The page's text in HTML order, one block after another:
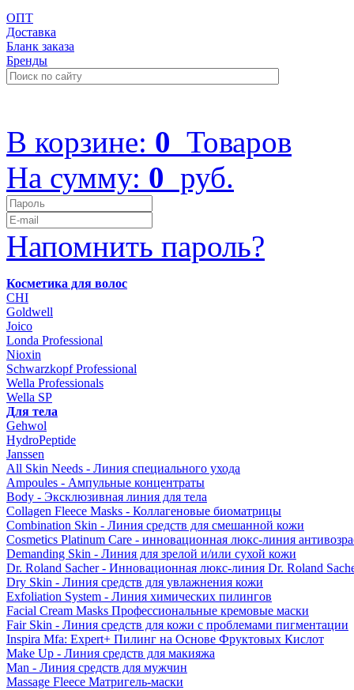
ОПТ
Доставка
Бланк заказа
Бренды
В корзине: 0 Товаров
На сумму: 0 руб.
Напомнить пароль?
Косметика для волос
CHI
Goldwell
Joico
Londa Professional
Nioxin
Schwarzkopf Professional
Wella Professionals
Wella SP
Для тела
Gehwol
HydroPeptide
Janssen
All Skin Needs - Линия специального ухода
Ampoules - Ампульные концентраты
Body - Эксклюзивная линия для тела
Collagen Fleece Masks - Коллагеновые биоматрицы
Combination Skin - Линия средств для смешанной кожи
Cosmetics Platinum Care - инновационная люкс-линия
Demanding Skin - Линия для зрелой и/или сухой кожи
Dr. Roland Sacher - Инновационная люкс-линия Dr. Roland
Dry Skin - Линия средств для увлажнения кожи
Exfoliation System - Линия химических пилингов
Facial Cream Masks Профессиональные кремовые маски
Fair Skin - Линия средств для кожи с проблемами пигментации
Inspira Mfa: Expert+ Пилинг на Основе Фруктовых Кислот
Make Up - Линия средств для макияжа
Man - Линия средств для мужчин
Massage Fleece Матригель-маски